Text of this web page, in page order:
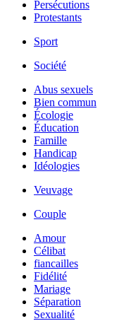
Persécutions
Protestants
Sport
Société
Abus sexuels
Bien commun
Écologie
Éducation
Famille
Handicap
Idéologies
Veuvage
Couple
Amour
Célibat
fiancailles
Fidélité
Mariage
Séparation
Sexualité